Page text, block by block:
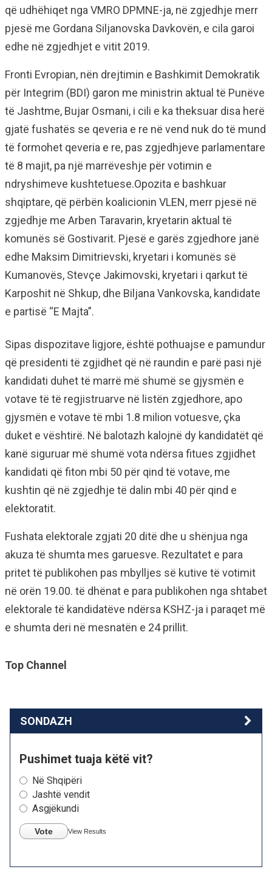
që udhëhiqet nga VMRO DPMNE-ja, në zgjedhje merr
pjesë me Gordana Siljanovska Davkovën, e cila garoi
edhe në zgjedhjet e vitit 2019.
Fronti Evropian, nën drejtimin e Bashkimit Demokratik
për Integrim (BDI) garon me ministrin aktual të Punëve
të Jashtme, Bujar Osmani, i cili e ka theksuar disa herë
gjatë fushatës se qeveria e re në vend nuk do të mund
të formohet qeveria e re, pas zgjedhjeve parlamentare
të 8 majit, pa një marrëveshje për votimin e
ndryshimeve kushtetuese.Opozita e bashkuar
shqiptare, që përbën koalicionin VLEN, merr pjesë në
zgjedhje me Arben Taravarin, kryetarin aktual të
komunës së Gostivarit. Pjesë e garës zgjedhore janë
edhe Maksim Dimitrievski, kryetari i komunës së
Kumanovës, Stevçe Jakimovski, kryetari i qarkut të
Karposhit në Shkup, dhe Biljana Vankovska, kandidate
e partisë “E Majta”.
Sipas dispozitave ligjore, është pothuajse e pamundur
që presidenti të zgjidhet që në raundin e parë pasi një
kandidati duhet të marrë më shumë se gjysmën e
votave të të regjistruarve në listën zgjedhore, apo
gjysmën e votave të mbi 1.8 milion votuesve, çka
duket e vështirë. Në balotazh kalojnë dy kandidatët që
kanë siguruar më shumë vota ndërsa fitues zgjidhet
kandidati që fiton mbi 50 për qind të votave, me
kushtin që në zgjedhje të dalin mbi 40 për qind e
elektoratit.
Fushata elektorale zgjati 20 ditë dhe u shënjua nga
akuza të shumta mes garuesve. Rezultatet e para
pritet të publikohen pas mbylljes së kutive të votimit
në orën 19.00. të dhënat e para publikohen nga shtabet
elektorale të kandidatëve ndërsa KSHZ-ja i paraqet më
e shumta deri në mesnatën e 24 prillit.
Top Channel
SONDAZH
Pushimet tuaja këtë vit?
Në Shqipëri
Jashtë vendit
Asgjëkundi
Vote View Results